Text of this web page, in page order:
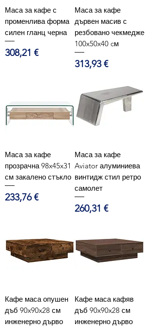
Маса за кафе с
променлива форма
силен гланц черна
Цена
308,21 €
Маса за кафе
дървен масив с
резбовано чекмедже
100x50x40 cм
Цена
313,93 €
Маса за кафе
прозрачна 98x45x31
см закалено стъкло
Цена
233,76 €
Маса за кафе
Aviator алуминиева
винтидж стил ретро
самолет
Цена
260,31 €
Кафе маса опушен
дъб 90x90x28 см
инженерно дърво
Кафе маса кафяв
дъб 90x90x28 см
инженерно дърво